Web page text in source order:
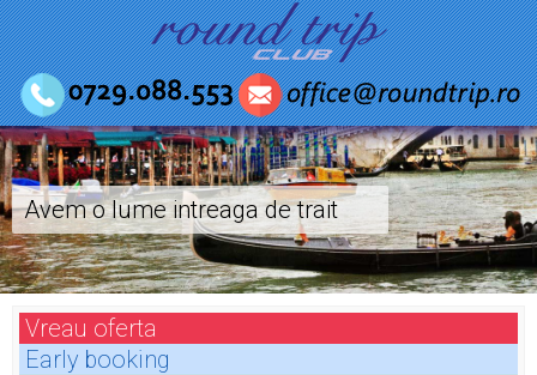
Avem o lume intreaga de trait
Vreau oferta
Early booking